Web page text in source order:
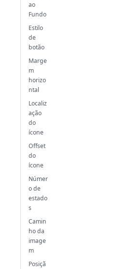
ao
Fundo
Estilo
de
botão
Marge
m
horizo
ntal
Localiz
ação
do
ícone
Offset
do
ícone
Númer
o de
estado
s
Camin
ho da
image
m
Posiçã